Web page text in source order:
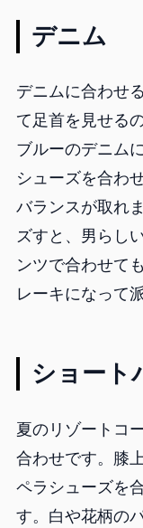
デニム
デニムに合わせ
て足首を見せる
ブルーのデニム
シューズを合わ
バランスが取れ
ズすと、男らし
ンツで合わせて
レーキになって
ショート
夏のリゾートコ
合わせです。膝
ペラシューズを
す。白や花柄の